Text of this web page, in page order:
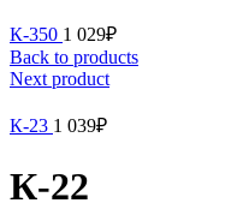
К-350 1 029₽
Back to products
Next product
К-23 1 039₽
К-22